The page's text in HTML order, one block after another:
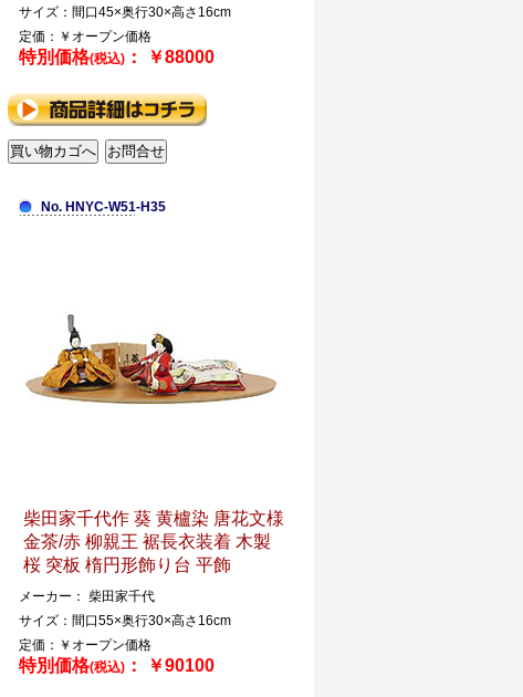
サイズ：間口45×奥行30×高さ16cm
定価：￥オープン価格
特別価格(税込)： ￥88000
No. HNYC-W51-H35
柴田家千代作 葵 黄櫨染 唐花文様
金茶/赤 柳親王 裾長衣装着 木製
桜 突板 楕円形飾り台 平飾
メーカー： 柴田家千代
サイズ：間口55×奥行30×高さ16cm
定価：￥オープン価格
特別価格(税込)： ￥90100